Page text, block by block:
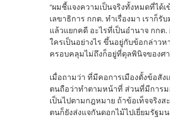
“ผมชี้แจงความเป็นจริงทั้งหมดที่ได้
เลขาธิการ กกต. ทำเรื่องมา เรา
แล้วแยกคดี อะไรที่เป็นอำนาจ กกต
ใครเป็นอย่างไร ขึ้นอยู่กับข้อกล่าว
ครอบคลุมไม่ถึงก็อยู่ที่ดุลพินิจของศ
เมื่อถามว่า ที่มีคอการเมืองตั้งข้อสั
ตนถือว่าทำตามหน้าที่ ส่วนที่มีการม
เป็นไปตามกฎหมาย ถ้าข้อเท็จจริง
ตนก็ยังส่งแจกันดอกไม้ไปเยี่ยมรัฐ